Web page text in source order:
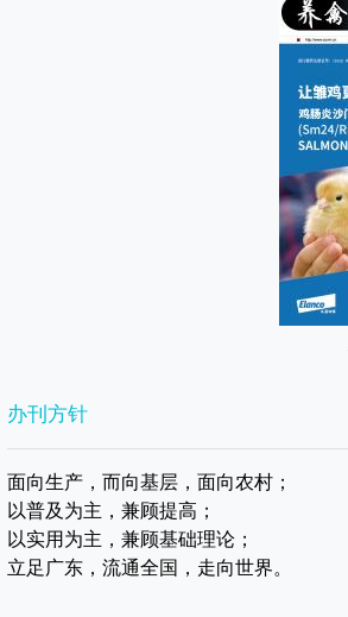
办刊方针
面向生产，而向基层，面向农村；
以普及为主，兼顾提高；
以实用为主，兼顾基础理论；
立足广东，流通全国，走向世界。